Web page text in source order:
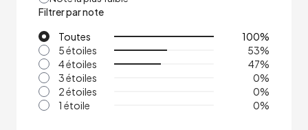
Filtrer par note
Toutes
100%
5 étoiles
53%
4 étoiles
47%
3 étoiles
0%
2 étoiles
0%
1 étoile
0%